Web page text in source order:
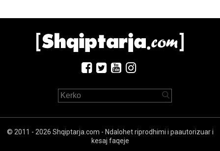
© 2011 - 2026 Shqiptarja.com - Ndalohet riprodhimi i paautorizuar i
kesaj faqeje